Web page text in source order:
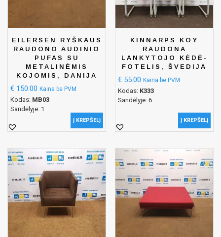
EILERSEN RYŠKAUS
RAUDONO AUDINIO
PUFAS SU
METALINĖMIS
KOJOMIS, DANIJA
€ 150.00 Kaina be PVM
Kodas: MB03
Sandėlyje: 1
Į KREPŠELĮ
KINNARPS KOY
RAUDONA
LANKYTOJO KĖDĖ-
FOTELIS, ŠVEDIJA
€ 55.00 Kaina be PVM
Kodas: K333
Sandėlyje: 6
Į KREPŠELĮ